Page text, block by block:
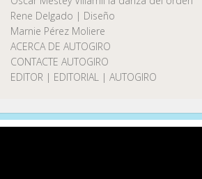
Rene Delgado | Diseño
Marnie Pérez Moliere
ACERCA DE AUTOGIRO
CONTACTE AUTOGIRO
EDITOR | EDITORIAL | AUTOGIRO